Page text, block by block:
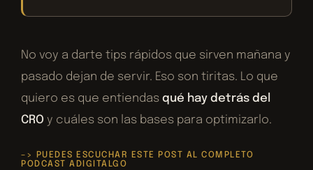
No voy a darte tips rápidos que sirven mañana y
pasado dejan de servir. Eso son tiritas. Lo que
quiero es que entiendasqué hay detrás del
CRO y cuáles son las bases para optimizarlo.
–> PUEDES ESCUCHAR ESTE POST AL COMPLETO
PODCAST ADIGITALGO